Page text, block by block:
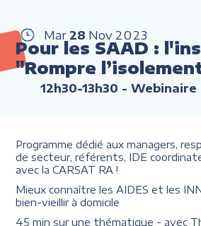
Mar 28 Nov 2023
Pour les SAAD :
"Rompre
12h30-13h30 - Webinaire
Programme dédié aux managers,
de secteur, référents, IDE
avec la CARSAT RA !
Mieux connaître les AIDES et les
bien-vieillir à domicile
45 min sur une thématique - avec